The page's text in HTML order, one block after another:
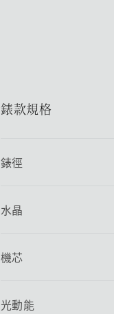
錶款規格
錶徑
水晶
機芯
光動能